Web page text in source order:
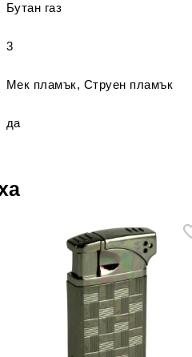
Бутан газ
3
Мек пламък, Струен пламък
да